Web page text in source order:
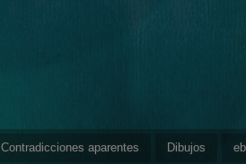
Contradicciones aparentes Dibujos